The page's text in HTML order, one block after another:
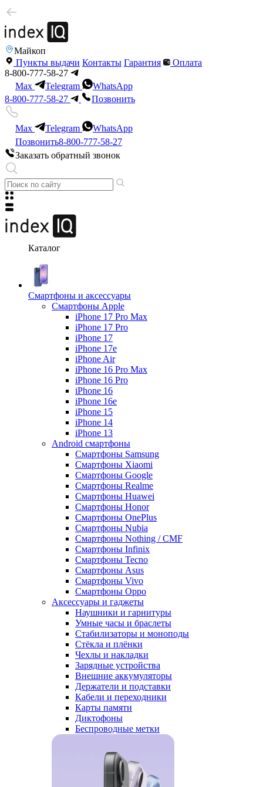
Майкоп
Пункты выдачи Контакты Гарантия
Оплата
8-800-777-58-27
Max
Telegram
WhatsApp
8-800-777-58-27
Позвонить
Max Telegram
WhatsApp
Позвонить8-800-777-58-27
Заказать обратный звонок
Каталог
Смартфоны и аксессуары
Смартфоны Apple
iPhone 17 Pro Max
iPhone 17 Pro
iPhone 17
iPhone 17e
iPhone Air
iPhone 16 Pro Max
iPhone 16 Pro
iPhone 16
iPhone 16e
iPhone 15
iPhone 14
iPhone 13
Android cмартфоны
Смартфоны Samsung
Смартфоны Xiaomi
Смартфоны Google
Смартфоны Realme
Смартфоны Huawei
Смартфоны Honor
Смартфоны OnePlus
Смартфоны Nubia
Смартфоны Nothing / CMF
Смартфоны Infinix
Смартфоны Tecno
Смартфоны Asus
Смартфоны Vivo
Смартфоны Oppo
Аксессуары и гаджеты
Наушники и гарнитуры
Умные часы и браслеты
Стабилизаторы и моноподы
Стёкла и плёнки
Чехлы и накладки
Зарядные устройства
Внешние аккумуляторы
Держатели и подставки
Кабели и переходники
Карты памяти
Диктофоны
Беспроводные метки